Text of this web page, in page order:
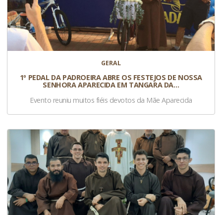
GERAL
1º PEDAL DA PADROEIRA ABRE OS FESTEJOS DE NOSSA
SENHORA APARECIDA EM TANGARA DA…
Evento reuniu muitos fiéis devotos da Mãe Aparecida